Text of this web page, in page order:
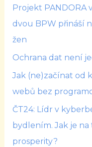
Projekt PANDORA
dvou BPW přináší
žen
Ochrana dat není
Jak (ne)začínat od
webů bez
ČT24: Lídr v
bydlením. Jak je
prosperity?